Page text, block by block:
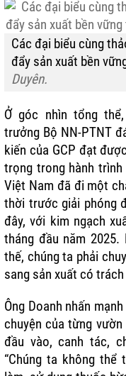
Các đại biểu cùng
đẩy sản xuất bền
Duyên.
Ở góc nhìn tổng
trưởng Bộ NN-PTNT
kiến của GCP đạt
trọng trong hành trình
Việt Nam đã đi một
thời trước giải phóng
đây, với kim ngạch
tháng đầu năm
thế, chúng ta phải
sang sản xuất có trách
Ông Doanh nhấn
chuyện của từng
đầu vào, canh tác,
“Chúng ta không